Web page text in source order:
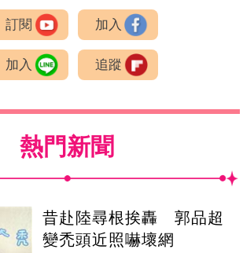
訂閱 加入
加入 追蹤
熱門新聞
昔赴陸尋根挨轟 郭品超
變禿頭近照嚇壞網